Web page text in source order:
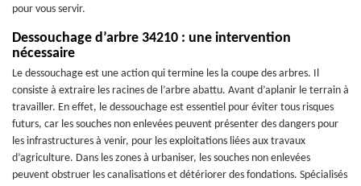
pour vous servir.
Dessouchage d’arbre 34210 : une intervention
nécessaire
Le dessouchage est une action qui termine les la coupe des arbres. Il
consiste à extraire les racines de l’arbre abattu. Avant d’aplanir le terrain à
travailler. En effet, le dessouchage est essentiel pour éviter tous risques
futurs, car les souches non enlevées peuvent présenter des dangers pour
les infrastructures à venir, pour les exploitations liées aux travaux
d’agriculture. Dans les zones à urbaniser, les souches non enlevées
peuvent obstruer les canalisations et détériorer des fondations. Spécialisés